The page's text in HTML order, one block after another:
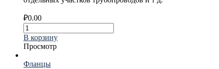
₽0.00
В корзину
Просмотр
Фланцы